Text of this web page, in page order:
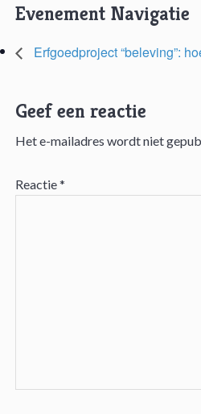
Evenement Navigatie
Erfgoedproject “beleving”:
Lees
Interacties
Geef een reactie
Het e-mailadres wordt niet
Reactie*